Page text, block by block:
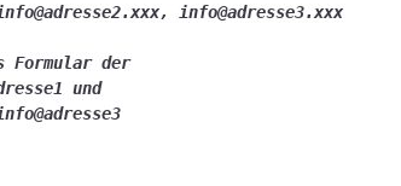
info@adresse3.xxx
Formular der
und